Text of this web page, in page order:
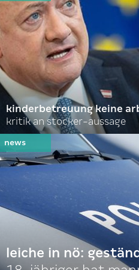
kinderbetreuung keine
kritik an stocker-aussage
leiche in nö: